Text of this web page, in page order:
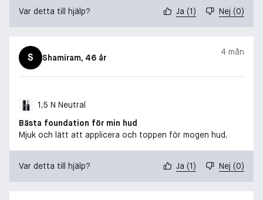
Var detta till hjälp? Ja (1) Nej (0)
S Shamiram, 46 år
4 mån
1,5 N Neutral
Bästa foundation för min hud
Mjuk och lätt att applicera och toppen för mogen hud.
Var detta till hjälp? Ja (1) Nej (0)